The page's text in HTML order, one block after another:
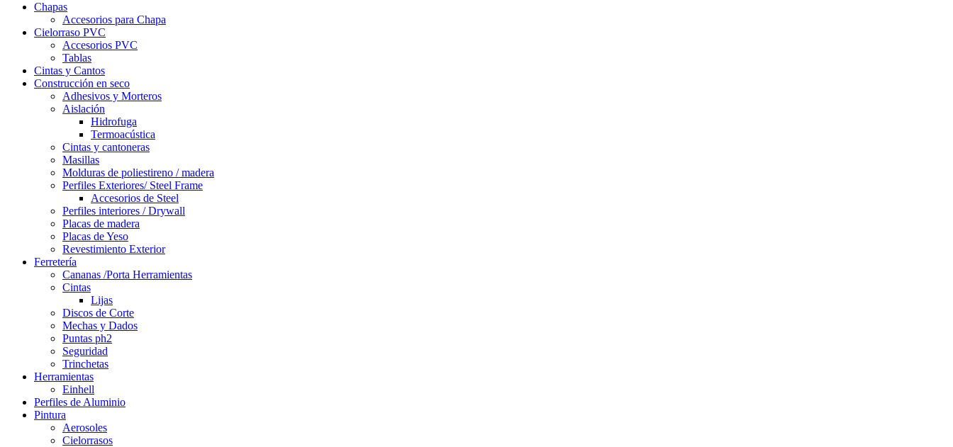
Chapas
Accesorios para Chapa
Cielorraso PVC
Accesorios PVC
Tablas
Cintas y Cantos
Construcción en seco
Adhesivos y Morteros
Aislación
Hidrofuga
Termoacústica
Cintas y cantoneras
Masillas
Molduras de poliestireno / madera
Perfiles Exteriores/ Steel Frame
Accesorios de Steel
Perfiles interiores / Drywall
Placas de madera
Placas de Yeso
Revestimiento Exterior
Ferretería
Cananas /Porta Herramientas
Cintas
Lijas
Discos de Corte
Mechas y Dados
Puntas ph2
Seguridad
Trinchetas
Herramientas
Einhell
Perfiles de Aluminio
Pintura
Aerosoles
Cielorrasos